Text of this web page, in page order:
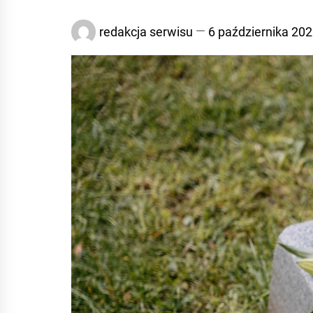
redakcja serwisu 6 października